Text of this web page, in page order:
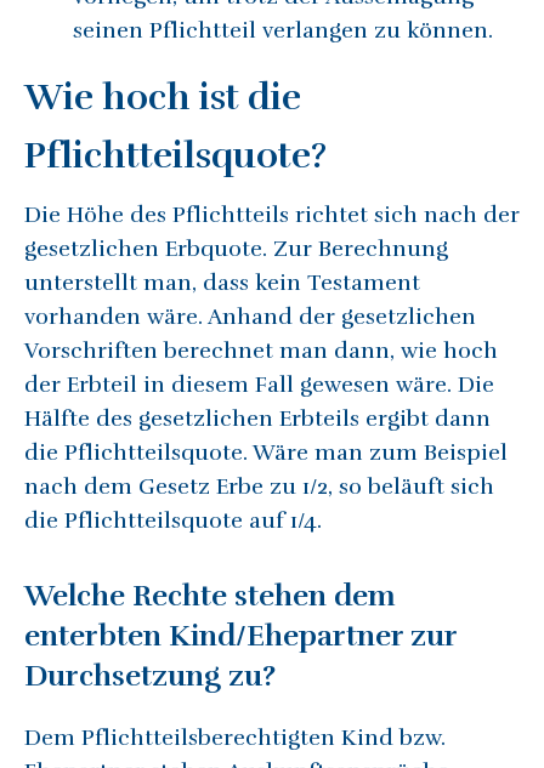
seinen Pflichtteil verlangen zu können.
Wie hoch ist die
Pflichtteilsquote?
Die Höhe des Pflichtteils richtet sich nach der
gesetzlichen Erbquote. Zur Berechnung
unterstellt man, dass kein Testament
vorhanden wäre. Anhand der gesetzlichen
Vorschriften berechnet man dann, wie hoch
der Erbteil in diesem Fall gewesen wäre. Die
Hälfte des gesetzlichen Erbteils ergibt dann
die Pflichtteilsquote. Wäre man zum Beispiel
nach dem Gesetz Erbe zu 1/2, so beläuft sich
die Pflichtteilsquote auf 1/4.
Welche Rechte stehen dem
enterbten Kind/Ehepartner zur
Durchsetzung zu?
Dem Pflichtteilsberechtigten Kind bzw.